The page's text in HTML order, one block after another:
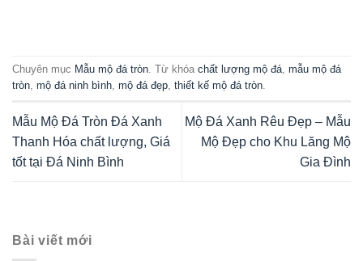
Chuyên mục Mẫu mộ đá tròn . Từ khóa chất lượng mộ đá mẫu mộ đá
tròn mộ đá ninh bình mộ đá đẹp thiết kế mộ đá tròn
Mẫu Mộ Đá Tròn Đá Xanh
Thanh Hóa chất lượng, Giá
tốt tại Đá Ninh Bình
Mộ Đá Xanh Rêu Đẹp – Mẫu
Mộ Đẹp cho Khu Lăng Mộ
Gia Đình
Bài viết mới